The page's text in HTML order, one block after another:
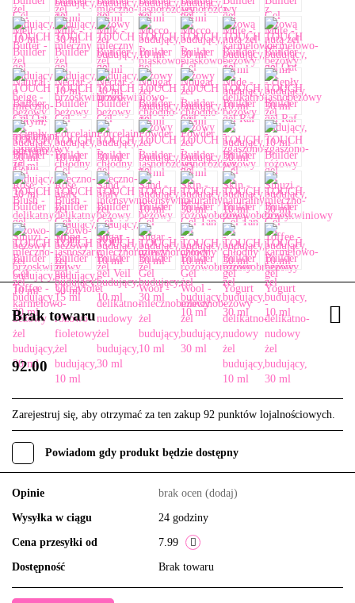
Brak towaru
92.00
Zarejestruj się, aby otrzymać za ten zakup 92 punktów lojalnościowych.
Powiadom gdy produkt będzie dostępny
Opinie brak ocen (dodaj)
Wysyłka w ciągu 24 godziny
Cena przesyłki od 7.99
Dostępność Brak towaru